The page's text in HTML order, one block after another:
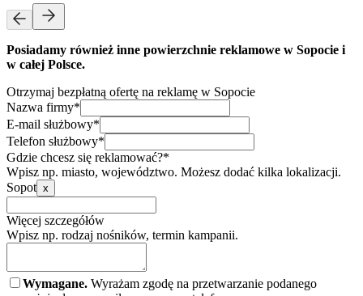
Posiadamy również inne powierzchnie reklamowe w Sopocie i
w całej Polsce.
Otrzymaj bezpłatną ofertę na reklamę w Sopocie
Nazwa firmy*
E-mail służbowy*
Telefon służbowy*
Gdzie chcesz się reklamować?*
Wpisz np. miasto, województwo. Możesz dodać kilka lokalizacji.
Sopot x
Więcej szczegółów
Wpisz np. rodzaj nośników, termin kampanii.
Wymagane. Wyrażam zgodę na przetwarzanie podanego